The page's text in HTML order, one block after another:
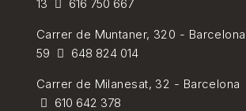
13
616 750 667
Carrer de Muntaner, 320 - Barcelona
59
648 824 014
Carrer de Milanesat, 32 - Barcelona
610 642 378